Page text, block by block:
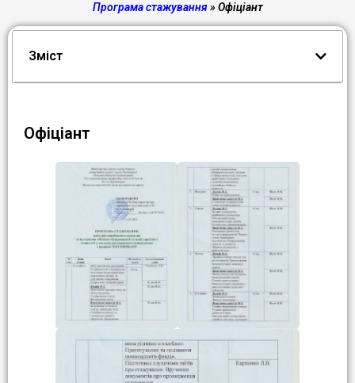
Програма стажування» Офіціант
Зміст
Офіціант